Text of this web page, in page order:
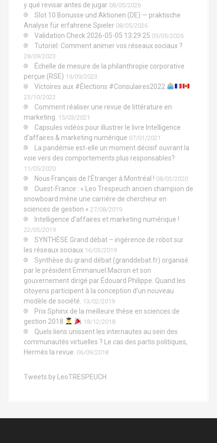
y qué revisar antes de jugar 08/05/2026
Slot 10 Bonusse und Aktionen (DE) — praktische
Analyse für erfahrene Spieler 08/05/2026
Validation Check 2026-05-05 13:29:25 05/05/2026
Tutoriel: Comment animer vos réseaux sociaux ?
28/09/2023
Échelle de mesure de la philanthropie corporative
perçue (RSE) 19/09/2023
Victoires aux #Élections #Consulaires2022
23/10/2022
Comment réaliser une revue de littérature en
marketing. 15/03/2021
Capsules vidéos pour illustrer le livre Intelligence
d’affaires & marketing numérique 07/01/2021
La pandémie est-elle un moment décisif ouvrant la
voie vers des comportements plus responsables?
11/05/2020
Nous Français de l’Étranger à Montréal ! 08/03/2020
Ouest-France : « Leo Trespeuch ancien champion de
snowboard mène une carrière de chercheur en
sciences de gestion » 27/08/2019
Intelligence d’affaires et marketing numérique !
22/05/2019
SYNTHÈSE Grand débat – ingérence de robot sur
les réseaux sociaux 16/03/2019
Synthèse du grand débat (granddebat.fr) organisé
par le président Emmanuel Macron et son
gouvernement dirigé par Édouard Philippe. Quand les
citoyens participent à la conception d’un nouveau
modèle de société. 13/02/2019
Prix Sphinx de la meilleure thèse en sciences de
gestion 2018
18/12/2018
Quels liens unissent les internautes au sein des
communautés virtuelles ? Le cas des partis politiques,
Hermès la revue. 06/09/2018
Tweets by LeoTRESPEUCH